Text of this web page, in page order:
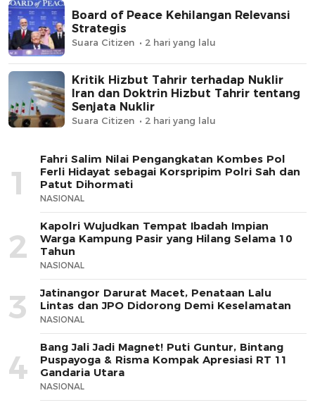
Board of Peace Kehilangan Relevansi
Strategis
Suara Citizen 2 hari yang lalu
Kritik Hizbut Tahrir terhadap Nuklir
Iran dan Doktrin Hizbut Tahrir tentang
Senjata Nuklir
Suara Citizen 2 hari yang lalu
1
Fahri Salim Nilai Pengangkatan Kombes Pol
Ferli Hidayat sebagai Korspripim Polri Sah dan
Patut Dihormati
NASIONAL
2
Kapolri Wujudkan Tempat Ibadah Impian
Warga Kampung Pasir yang Hilang Selama 10
Tahun
NASIONAL
3
Jatinangor Darurat Macet, Penataan Lalu
Lintas dan JPO Didorong Demi Keselamatan
NASIONAL
4
Bang Jali Jadi Magnet! Puti Guntur, Bintang
Puspayoga & Risma Kompak Apresiasi RT 11
Gandaria Utara
NASIONAL